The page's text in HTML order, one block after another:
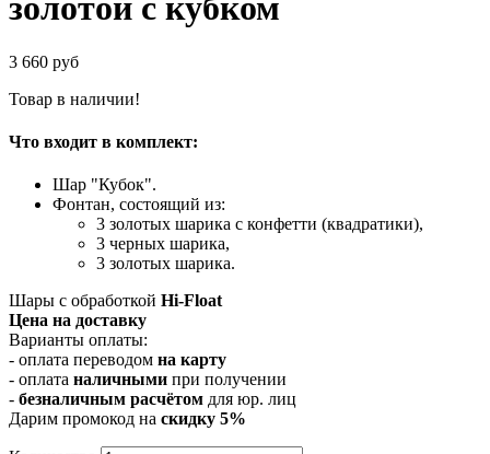
золотой с кубком
3 660 руб
Товар в наличии!
Что входит в комплект:
Шар "Кубок".
Фонтан, состоящий из:
3 золотых шарика с конфетти (квадратики),
3 черных шарика,
3 золотых шарика.
Шары с обработкой Hi-Float
Цена на доставку
Варианты оплаты:
- оплата переводом на карту
- оплата наличными при получении
- безналичным расчётом для юр. лиц
Дарим промокод на cкидку 5%